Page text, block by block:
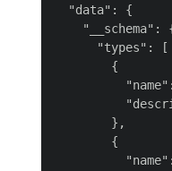
  "data": {
"__schema":
      "types": [
        {
        },
        {